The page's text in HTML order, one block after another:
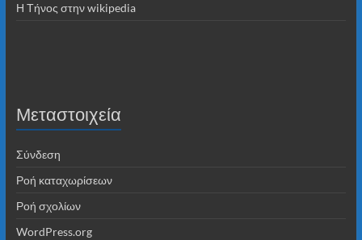
Η Τήνος στην wikipedia
Μεταστοιχεία
Σύνδεση
Ροή καταχωρίσεων
Ροή σχολίων
WordPress.org